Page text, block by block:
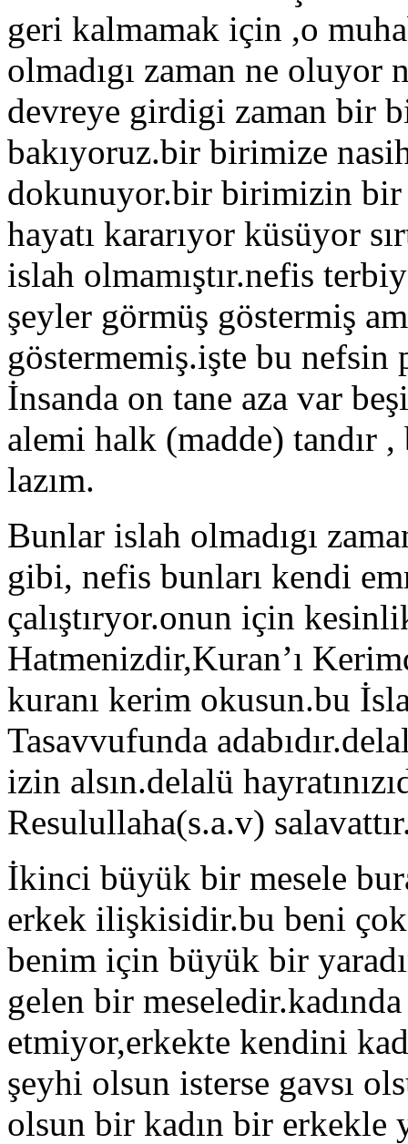
geri kalmamak için ,o
olmadıgı zaman ne
devreye girdigi zaman bir
bakıyoruz.bir birimize
dokunuyor.bir birimizin bir
hayatı kararıyor küsüyor
islah olmamıştır.nefis
şeyler görmüş göstermiş
göstermemiş.işte bu
İnsanda on tane aza var
alemi halk (madde) tandır
lazım.
Bunlar islah olmadıgı
gibi, nefis bunları kendi
çalıştıryor.onun için
Hatmenizdir,Kuran’ı
kuranı kerim okusun.bu
Tasavvufunda
izin alsın.delalü
Resulullaha(s.a.v)
İkinci büyük bir mesele
erkek ilişkisidir.bu beni çok
benim için büyük bir
gelen bir
etmiyor,erkekte kendini
şeyhi olsun isterse gavsı
olsun bir kadın bir erkekle